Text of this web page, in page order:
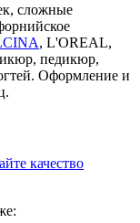
сложные
, L'OREAL,
педикюр,
Оформление и